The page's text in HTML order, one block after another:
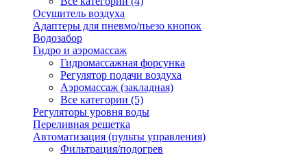
Осушитель воздуха
Адаптеры для пневмо/пьезо кнопок
Водозабор
Гидро и аэромассаж
Гидромассажная форсунка
Регулятор подачи воздуха
Аэромассаж (закладная)
Все категории (5)
Регуляторы уровня воды
Переливная решетка
Автоматизация (пульты управления)
Фильтрация/подогрев